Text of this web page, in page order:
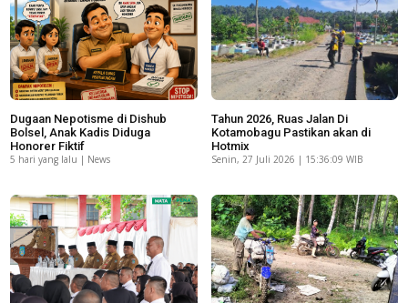
Dugaan Nepotisme di Dishub
Bolsel, Anak Kadis Diduga
Honorer Fiktif
5 hari yang lalu | News
Tahun 2026, Ruas Jalan Di
Kotamobagu Pastikan akan di
Hotmix
Senin, 27 Juli 2026 | 15:36:09 WIB